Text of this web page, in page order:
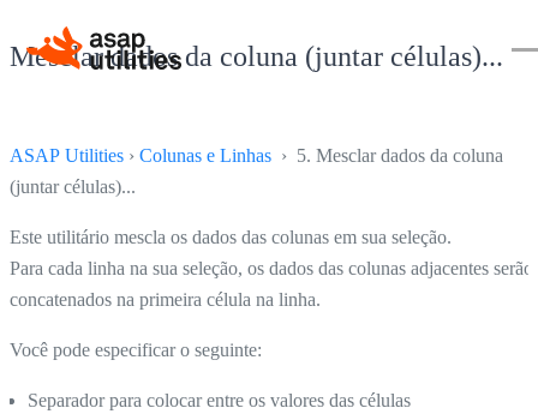
Mesclar dados da coluna (juntar células)...
ASAP Utilities › Colunas e Linhas › 5. Mesclar dados da coluna
(juntar células)...
Este utilitário mescla os dados das colunas em sua seleção.
Para cada linha na sua seleção, os dados das colunas adjacentes serão
concatenados na primeira célula na linha.
Você pode especificar o seguinte:
Separador para colocar entre os valores das células